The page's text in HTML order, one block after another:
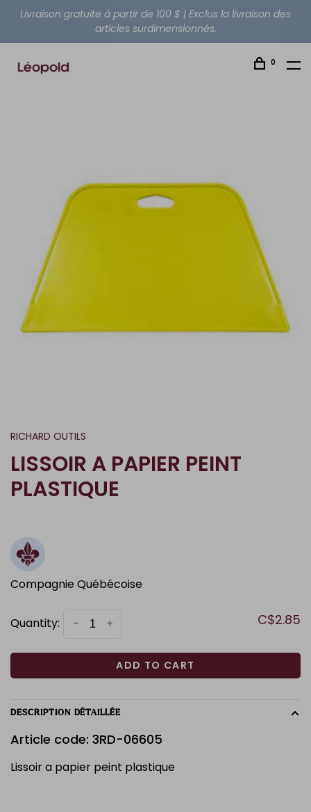
Livraison gratuite à partir de 100 $ | Exclus la livraison des
articles surdimensionnés.
0
RICHARD OUTILS
LISSOIR A PAPIER PEINT
PLASTIQUE
Compagnie Québécoise
Quantity: +
- C$2.85
ADD TO CART
DESCRIPTION DÉTAILLÉE
Article code: 3RD-06605
Lissoir a papier peint plastique